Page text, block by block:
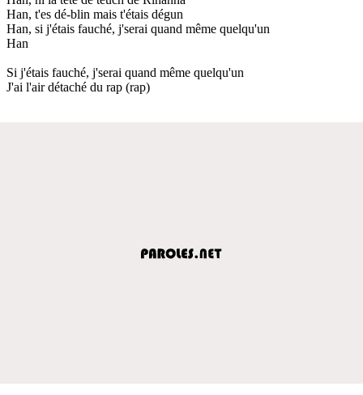
Han, t'es dé-blin mais t'étais dégun
Han, si j'étais fauché, j'serai quand même quelqu'un
Han
Si j'étais fauché, j'serai quand même quelqu'un
J'ai l'air détaché du rap (rap)